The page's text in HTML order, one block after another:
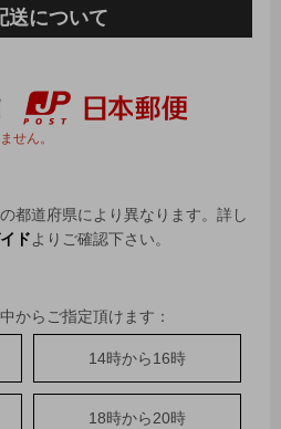
送について
せん。
都道府県により異なります。詳し
ドよりご確認下さい。
からご指定頂けます：
14時から16時
18時から20時